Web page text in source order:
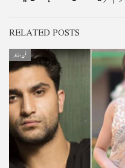
RELATED POSTS
فن و فنکار